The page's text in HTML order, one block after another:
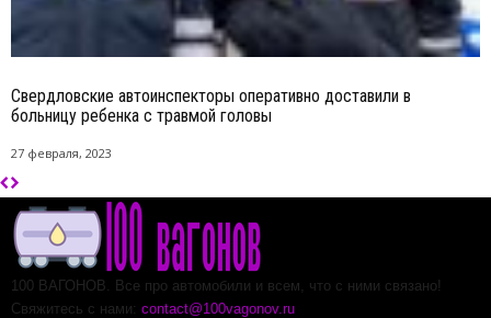
Свердловские автоинспекторы оперативно доставили в
больницу ребенка с травмой головы
27 февраля, 2023
100 ВАГОНОВ. Все про автомобили и всем, что с ними связано!
Свяжитесь с нами: contact@100vagonov.ru